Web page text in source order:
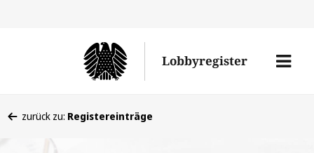
Lobbyregister
Menü
befinden
zurück zu: Registereinträge